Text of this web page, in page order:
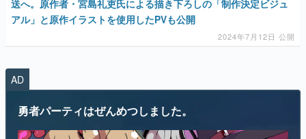
電ファミニコゲーマーとは？
AD